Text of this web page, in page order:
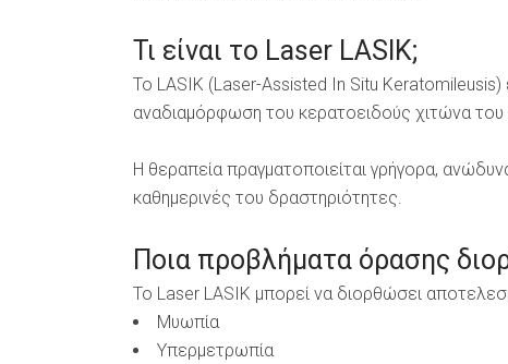
Τι είναι το Laser LASIK;
Το LASIK (Laser-Assisted In Situ Keratomileusis)
αναδιαμόρφωση του κερατοειδούς χιτώνα
Η θεραπεία πραγματοποιείται γρήγορα,
καθημερινές του δραστηριότητες.
Ποια προβλήματα όρασης
Το Laser LASIK μπορεί να διορθώσει
Μυωπία
Υπερμετρωπία